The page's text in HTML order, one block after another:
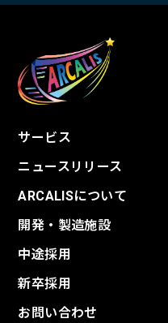
サービス
ニュースリリース
ARCALISについて
開発・製造施設
中途採用
新卒採用
お問い合わせ